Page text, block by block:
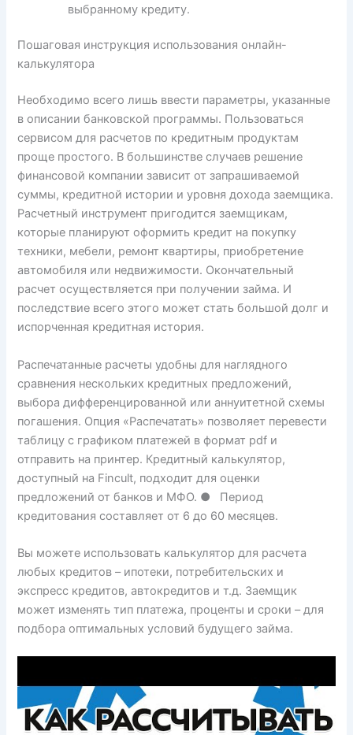
выбранному кредиту.
Пошаговая инструкция использования онлайн-
калькулятора
Необходимо всего лишь ввести параметры, указанные
в описании банковской программы. Пользоваться
сервисом для расчетов по кредитным продуктам
проще простого. В большинстве случаев решение
финансовой компании зависит от запрашиваемой
суммы, кредитной истории и уровня дохода заемщика.
Расчетный инструмент пригодится заемщикам,
которые планируют оформить кредит на покупку
техники, мебели, ремонт квартиры, приобретение
автомобиля или недвижимости. Окончательный
расчет осуществляется при получении займа. И
последствие всего этого может стать большой долг и
испорченная кредитная история.
Распечатанные расчеты удобны для наглядного
сравнения нескольких кредитных предложений,
выбора дифференцированной или аннуитетной схемы
погашения. Опция «Распечатать» позволяет перевести
таблицу с графиком платежей в формат pdf и
отправить на принтер. Кредитный калькулятор,
доступный на Fincult, подходит для оценки
предложений от банков и МФО. ● Период
кредитования составляет от 6 до 60 месяцев.
Вы можете использовать калькулятор для расчета
любых кредитов – ипотеки, потребительских и
экспресс кредитов, автокредитов и т.д. Заемщик
может изменять тип платежа, проценты и сроки – для
подбора оптимальных условий будущего займа.